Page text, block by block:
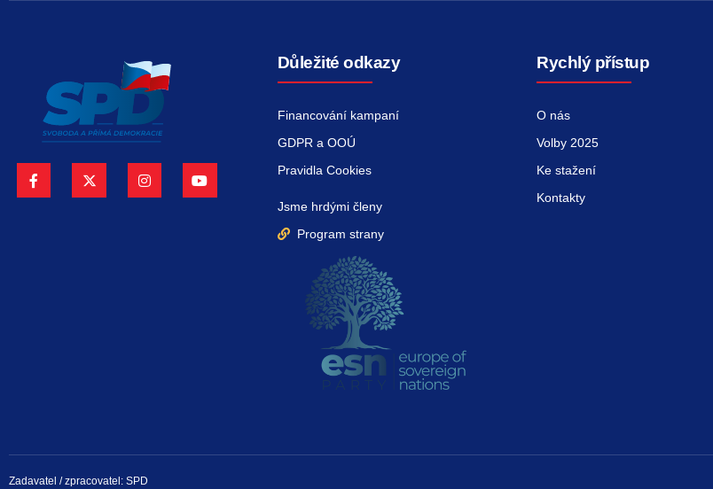
Důležité odkazy
Financování kampaní
GDPR a OOÚ
Pravidla Cookies
Jsme hrdými členy
Program strany
Rychlý přístup
O nás
Volby 2025
Ke stažení
Kontakty
Zadavatel / zpracovatel: SPD